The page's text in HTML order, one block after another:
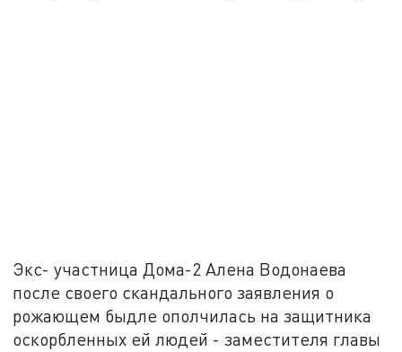
Экс- участница Дома-2 Алена Водонаева
после своего скандального заявления о
рожающем быдле ополчилась на защитника
оскорбленных ей людей - заместителя главы